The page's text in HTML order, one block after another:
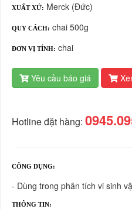
XUẤT XỨ: Merck (Đức)
QUY CÁCH: chai 500g
ĐƠN VỊ TÍNH: chai
Yêu cầu báo giá
Hotline đặt hàng:
CÔNG DỤNG:
- Dùng trong phân tích vi sinh
THÔNG TIN: